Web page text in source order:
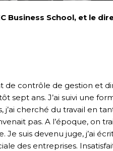
Business School, et le
de contrôle de gestion et
sept ans. J’ai suivi une
j’ai cherché du travail en
pas. A l’époque, on
Je suis devenu juge, j’ai
des entreprises.